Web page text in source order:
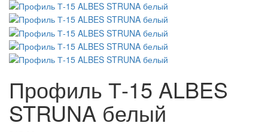
Профиль Т-15 ALBES
STRUNA белый